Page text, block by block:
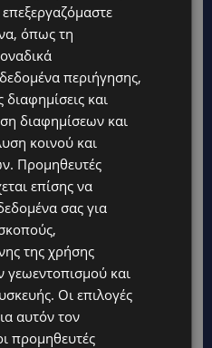
όπως τη
περιήγησης,
διαφημίσεις και
διαφημίσεων και
κοινού και
Προμηθευτές
επίσης να
σας για
της χρήσης
και
Οι επιλογές
αυτόν τον
προμηθευτές